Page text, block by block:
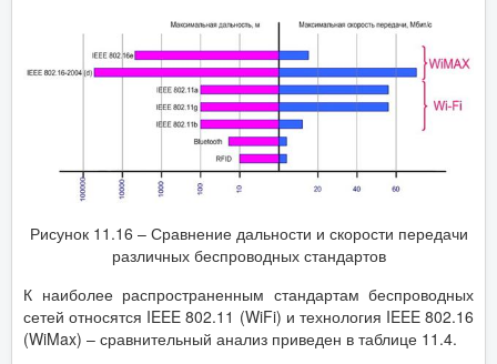
Рисунок 11.16 – Сравнение дальности и скорости передачи
различных беспроводных стандартов
К наиболее распространенным стандартам беспроводных
сетей относятся IEEE 802.11 (WiFi) и технология IEEE 802.16
(WiMax) – сравнительный анализ приведен в таблице 11.4.